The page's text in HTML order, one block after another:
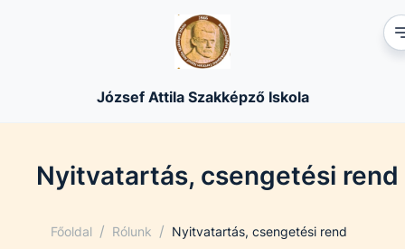
József Attila Szakképző Iskola
Nyitvatartás, csengetési rend
Főoldal / Rólunk / Nyitvatartás, csengetési rend